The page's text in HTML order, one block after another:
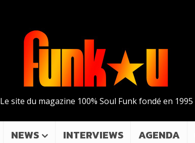
Le site du magazine 100% Soul Funk fondé en 1995
NEWS INTERVIEWS AGENDA